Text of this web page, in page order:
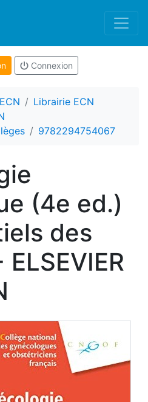
Connexion
ECN
Librairie ECN
9782294754067
(4e ed.)
des